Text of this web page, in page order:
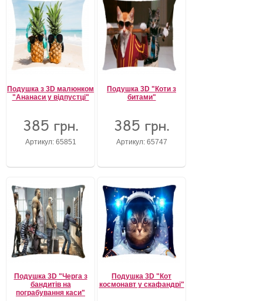
Подушка з 3D малюнком
"Ананаси у відпустці"
385 грн.
Артикул: 65851
Подушка 3D "Коти з
битами"
385 грн.
Артикул: 65747
Подушка 3D "Черга з
бандитів на
пограбування каси"
Подушка 3D "Кот
космонавт у скафандрі"